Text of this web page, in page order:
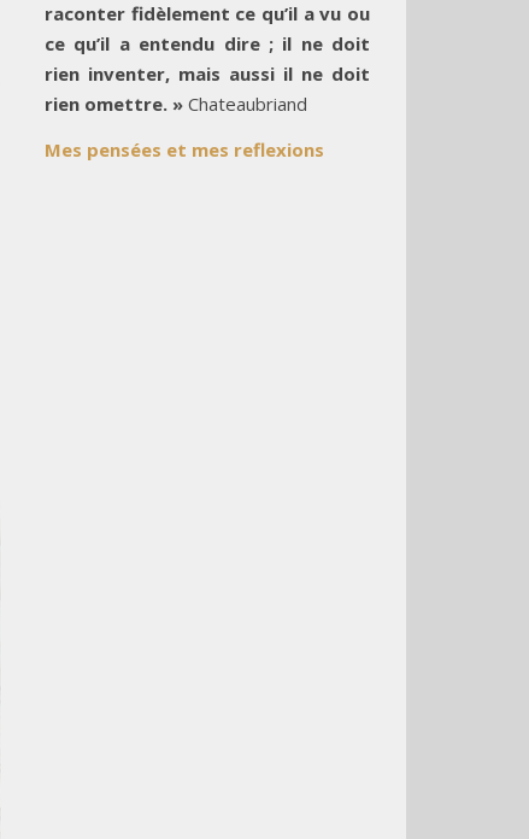
raconter fidèlement ce qu’il a vu ou
ce qu’il a entendu dire ; il ne doit
rien inventer, mais aussi il ne doit
rien omettre. » Chateaubriand
Mes pensées et mes reflexions